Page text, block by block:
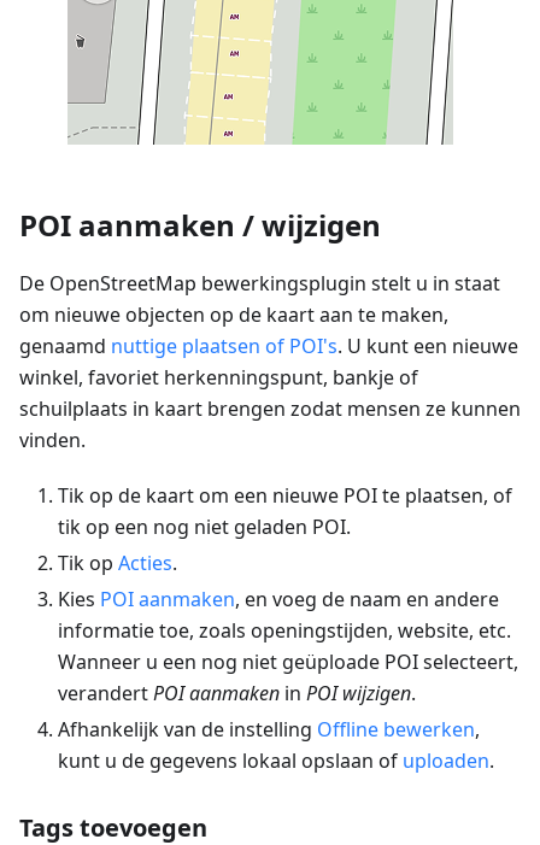
POI aanmaken / wijzigen
De OpenStreetMap bewerkingsplugin stelt u in staat
om nieuwe objecten op de kaart aan te maken,
genaamd nuttige plaatsen of POI's. U kunt een nieuwe
winkel, favoriet herkenningspunt, bankje of
schuilplaats in kaart brengen zodat mensen ze kunnen
vinden.
Tik op de kaart om een nieuwe POI te plaatsen, of
tik op een nog niet geladen POI.
Tik op Acties.
Kies POI aanmaken, en voeg de naam en andere
informatie toe, zoals openingstijden, website, etc.
Wanneer u een nog niet geüploade POI selecteert,
verandertPOI aanmaken in POI wijzigen.
Afhankelijk van de instelling Offline bewerken,
kunt u de gegevens lokaal opslaan of uploaden.
Tags toevoegen